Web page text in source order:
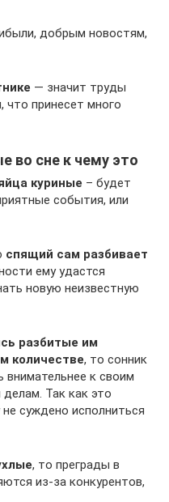
добрым новостям,
— значит труды
что принесет много
во сне к чему это
куриные – будет
события, или
спящий сам разбивает
ему удастся
новую неизвестную
разбитые им
количестве, то сонник
внимательнее к своим
Так как это
суждено исполниться
, то преграды в
из-за конкурентов,